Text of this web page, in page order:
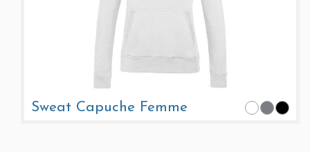
Sweat Capuche Femme